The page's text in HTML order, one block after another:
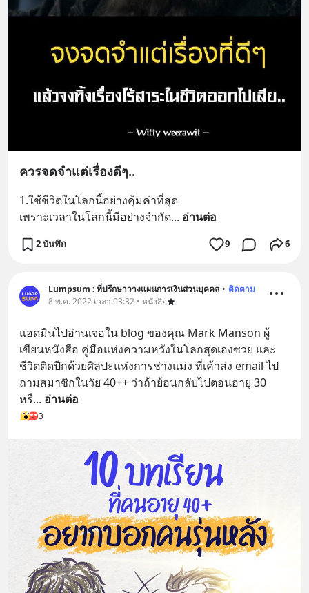
ควรจดจำแต่เรื่องดีๆ..
1.ใช้ชีวิตในโลกนี้อย่างคุ้มค่าที่สุด
เพราะเวลาในโลกนี้มีอย่างจำกัด... อ่านต่อ
2 บันทึก 9 6
Lumpsum : ที่ปรึกษาวางแผนการเงินส่วนบุคคล • ติดตาม
8 พ.ค. 2022 เวลา 03:32 • หนังสือ
แอดมินไปอ่านเจอใน blog ของคุณ Mark Manson ผู้
เขียนหนังสือ คู่มือแห่งความหวังในโลกสุดเฮงซวย และ
ชีวิตติดปีกด้วยศิลปะแห่งการช่างแม่ง ที่เค้าส่ง email ไป
ถามสมาชิกในวัย 40++ ว่าถ้าย้อนกลับไปตอนอายุ 30
หรื... อ่านต่อ
3